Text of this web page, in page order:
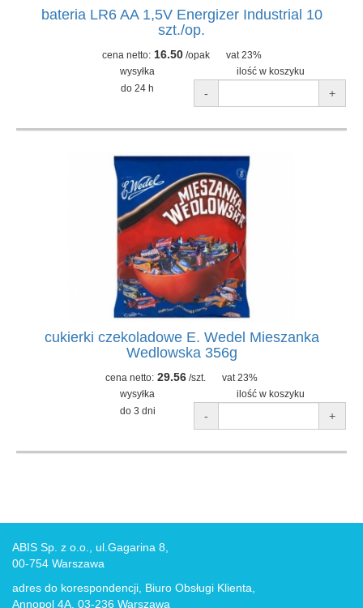
bateria LR6 AA 1,5V Energizer Industrial 10
szt./op.
cena netto: 16.50/opak
vat 23%
wysyłka
ilość w koszyku
do 24 h
- +
cukierki czekoladowe E. Wedel Mieszanka
Wedlowska 356g
cena netto: 29.56 /szt.
vat 23%
wysyłka
ilość w koszyku
do 3 dni
- +
ABIS Sp. z o.o., ul.Gagarina 8,
00-754 Warszawa
adres do korespondencji, Biuro Obsługi Klienta,
Annopol 4A, 03-236 Warszawa